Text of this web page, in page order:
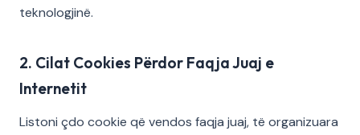
teknologjinë.
2. Cilat Cookies Përdor Faqja Juaj e
Internetit
Listoni çdo cookie që vendos faqja juaj, të organizuara